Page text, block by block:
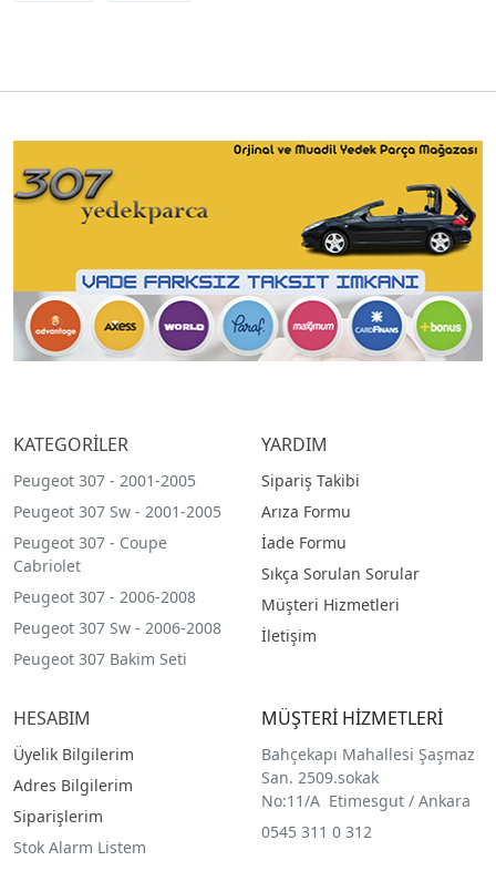
KATEGORİLER
Peugeot 307 - 2001-2005
Peugeot 307 Sw - 2001-2005
Peugeot 307 - Coupe
Cabriolet
Peugeot 307 - 2006-2008
Peugeot 307 Sw - 2006-2008
Peugeot 307 Bakim Seti
YARDIM
Sipariş Takibi
Arıza Formu
İade Formu
Sıkça Sorulan Sorular
Müşteri Hizmetleri
İletişim
HESABIM
Üyelik Bilgilerim
Adres Bilgilerim
Siparişlerim
Stok Alarm Listem
MÜŞTERİ HİZMETLERİ
Bahçekapı Mahallesi Şaşmaz
San. 2509.sokak
No:11/A Etimesgut / Ankara
0545 311 0 312